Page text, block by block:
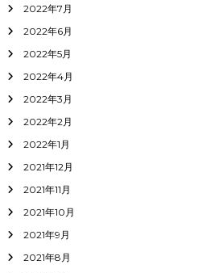
2022年7月
2022年6月
2022年5月
2022年4月
2022年3月
2022年2月
2022年1月
2021年12月
2021年11月
2021年10月
2021年9月
2021年8月